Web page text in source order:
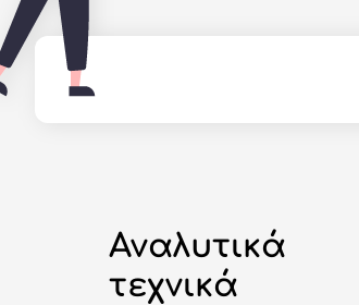
Αναλυτικά
τεχνικά